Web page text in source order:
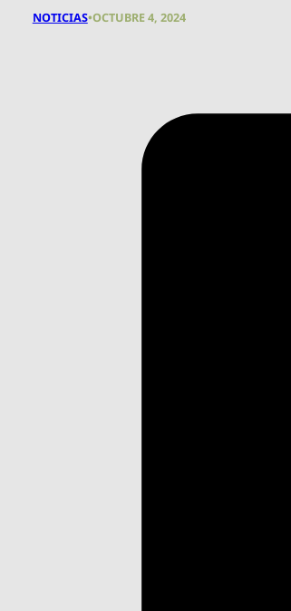
NOTICIAS•OCTUBRE 4, 2024